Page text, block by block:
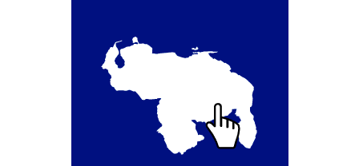
Recaudos y requisitos para cambio de motivo de un
medio publicitario fijo.
Recaudos y requisitos para Estudio de Proyecto
para instalación de medio publicitario (valla